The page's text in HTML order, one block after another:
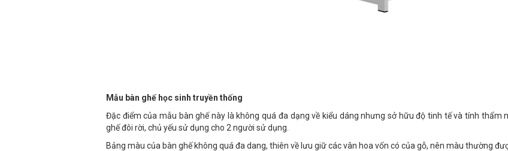
Mẫu bàn ghế học sinh truyền thống
Đặc điểm của mẫu bàn ghế này là không quá đa dạng về kiểu dáng nhưng sở hữu độ tinh tế và tính thẩm
ghế đôi rời, chủ yếu sử dụng cho 2 người sử dụng.
Bảng màu của bàn ghế không quá đa dang, thiên về lưu giữ các vân hoa vốn có của gỗ, nên màu thường